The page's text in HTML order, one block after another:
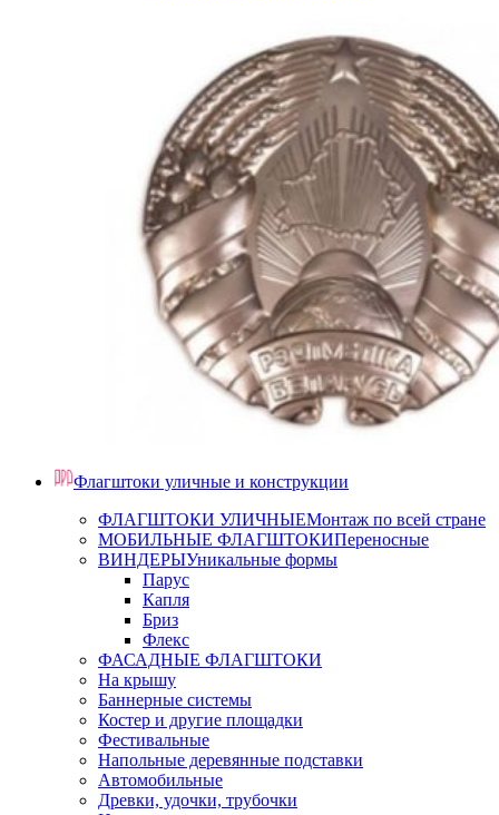
Флагштоки уличные и конструкции
ФЛАГШТОКИ УЛИЧНЫЕМонтаж по всей стране
МОБИЛЬНЫЕ ФЛАГШТОКИПереносные
ВИНДЕРЫУникальные формы
Парус
Капля
Бриз
Флекс
ФАСАДНЫЕ ФЛАГШТОКИ
На крышу
Баннерные системы
Костер и другие площадки
Фестивальные
Напольные деревянные подставки
Автомобильные
Древки, удочки, трубочки